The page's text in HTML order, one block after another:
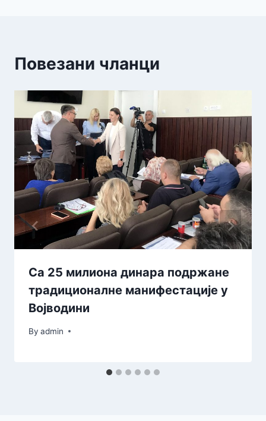
Повезани чланци
Са 25 милиона динара подржане
традиционалне манифестације у
Војводини
By admin